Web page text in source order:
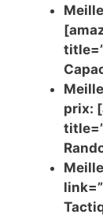
prix: